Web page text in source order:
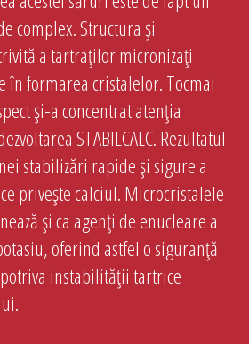
complex. Structura și
a tartraților micronizați
în formarea cristalelor. Tocmai
și-a concentrat atenția
STABILCALC. Rezultatul
stabilizări rapide și sigure a
privește calciul. Microcristalele
și ca agenți de enucleare a
oferind astfel o siguranță
instabilității tartrice